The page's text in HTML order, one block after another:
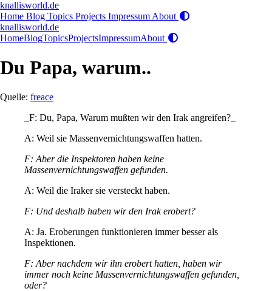
knallisworld.de
Home Blog Topics Projects Impressum About
knallisworld.de
HomeBlogTopicsProjectsImpressumAbout
Du Papa, warum..
Quelle: freace
_F: Du, Papa, Warum mußten wir den Irak angreifen?_
A: Weil sie Massenvernichtungswaffen hatten.
F: Aber die Inspektoren haben keine
Massenvernichtungswaffen gefunden.
A: Weil die Iraker sie versteckt haben.
F: Und deshalb haben wir den Irak erobert?
A: Ja. Eroberungen funktionieren immer besser als
Inspektionen.
F: Aber nachdem wir ihn erobert hatten, haben wir
immer noch keine Massenvernichtungswaffen gefunden,
oder?